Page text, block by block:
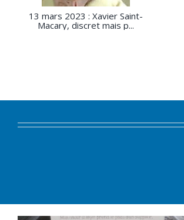
13 mars 2023 : Xavier Saint-
Macary, discret mais p...